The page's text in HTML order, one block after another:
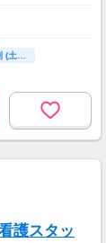
(土…
護スタッ